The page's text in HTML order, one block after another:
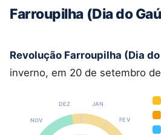
Farroupilha (Dia do
Revolução Farroupilha (Dia
inverno, em 20 de setembro
JAN
FEV
NOV
DEZ